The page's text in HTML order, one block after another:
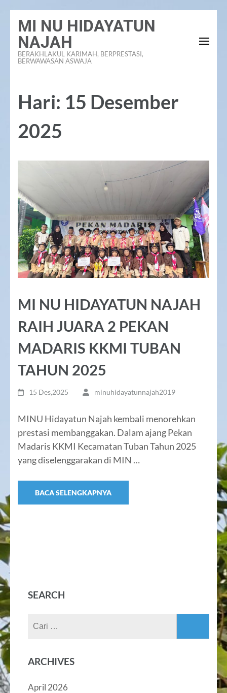
konten
(Tekan
MI NU HIDAYATUN
NAJAH
BERAKHLAKUL KARIMAH, BERPRESTASI,
BERWAWASAN ASWAJA
Hari: 15 Desember
2025
MI NU HIDAYATUN NAJAH
RAIH JUARA 2 PEKAN
MADARIS KKMI TUBAN
TAHUN 2025
15 Des,2025 minuhidayatunnajah2019
MINU Hidayatun Najah kembali menorehkan
prestasi membanggakan. Dalam ajang Pekan
Madaris KKMI Kecamatan Tuban Tahun 2025
yang diselenggarakan di MIN …
BACA SELENGKAPNYA
SEARCH
ARCHIVES
April 2026